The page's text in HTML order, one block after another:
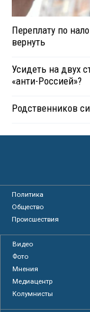
Переплату по
вернуть
Усидеть на двух
«анти-Россией»?
Родственников
Политика
Общество
Происшествия
Видео
Фото
Мнения
Медиацентр
Колумнисты